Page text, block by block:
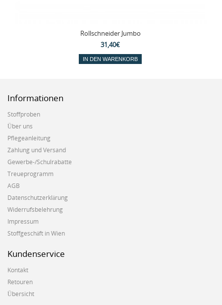
Rollschneider Jumbo
31,40€
IN DEN WARENKORB
Informationen
Stoffproben
Über uns
Pflegeanleitung
Zahlung und Versand
Gewerbe-/Schulrabatte
Treueprogramm
AGB
Datenschutzerklärung
Widerrufsbelehrung
Impressum
Stoffgeschäft in Wien
Kundenservice
Kontakt
Retouren
Übersicht